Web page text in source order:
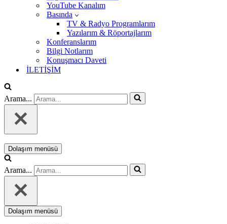
YouTube Kanalım
Basında
TV & Radyo Programlarım
Yazılarım & Röportajlarım
Konferanslarım
Bilgi Notlarım
Konuşmacı Daveti
İLETİŞİM
Arama...
Dolaşım menüsü
Arama...
Dolaşım menüsü